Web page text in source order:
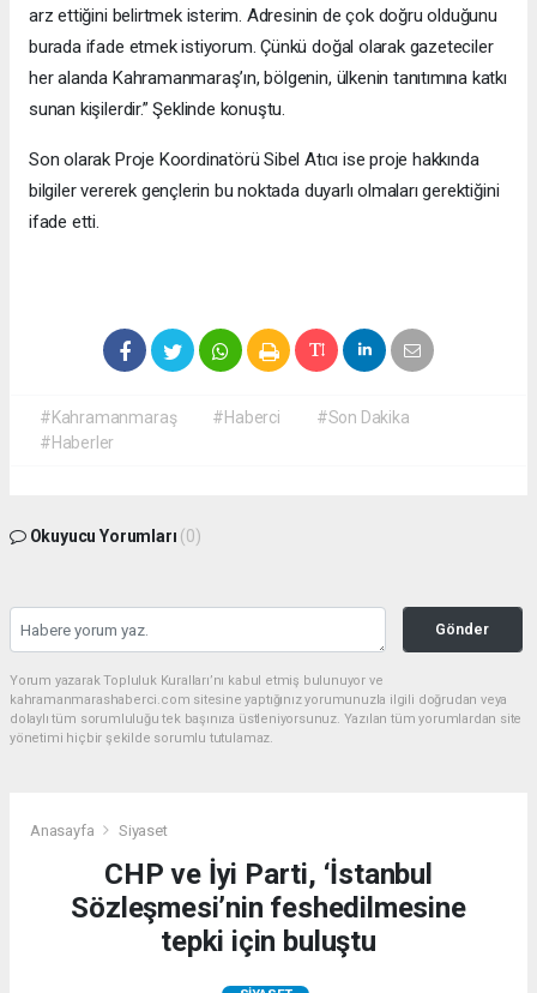
arz ettiğini belirtmek isterim. Adresinin de çok doğru olduğunu
burada ifade etmek istiyorum. Çünkü doğal olarak gazeteciler
her alanda Kahramanmaraş’ın, bölgenin, ülkenin tanıtımına katkı
sunan kişilerdir.” Şeklinde konuştu.
Son olarak Proje Koordinatörü Sibel Atıcı ise proje hakkında
bilgiler vererek gençlerin bu noktada duyarlı olmaları gerektiğini
ifade etti.
#Kahramanmaraş #Haberci
#Son Dakika
#Haberler
Okuyucu Yorumları (0)
Gönder
Yorum yazarak Topluluk Kuralları’nı kabul etmiş bulunuyor ve
kahramanmarashaberci.com sitesine yaptığınız yorumunuzla ilgili doğrudan veya
dolaylı tüm sorumluluğu tek başınıza üstleniyorsunuz. Yazılan tüm yorumlardan site
yönetimi hiçbir şekilde sorumlu tutulamaz.
Anasayfa Siyaset
CHP ve İyi Parti, ‘İstanbul
Sözleşmesi’nin feshedilmesine
tepki için buluştu